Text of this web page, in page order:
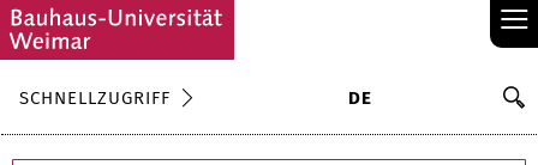
≡
SCHNELLZUGRIFF DE